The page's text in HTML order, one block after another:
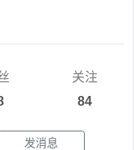
关注
84
发消息